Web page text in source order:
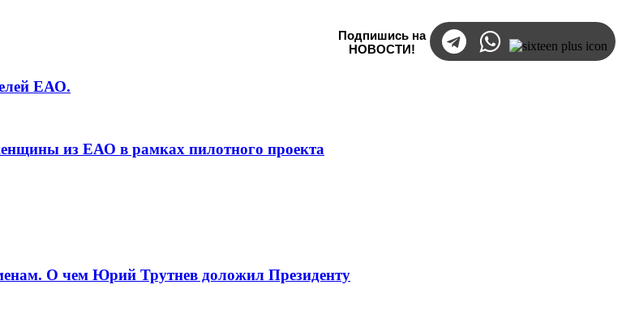
Подпишись на
НОВОСТИ!
ЕАО.
из ЕАО в рамках пилотного проекта
О чем Юрий Трутнев доложил Президенту